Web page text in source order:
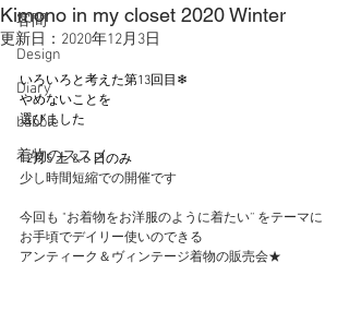
客間
Design
Diary
babble
着物のススメ
Kimono in my closet 2020 Winter
更新日： 2020年12月3日
いろいろと考えた第13回目❄
やめないことを
選びました
12月5 土 & 6 日のみ
少し時間短縮での開催です
今回も "お着物をお洋服のように着たい’’ をテーマに
お手頃でデイリー使いのできる
アンティーク＆ヴィンテージ着物の販売会★